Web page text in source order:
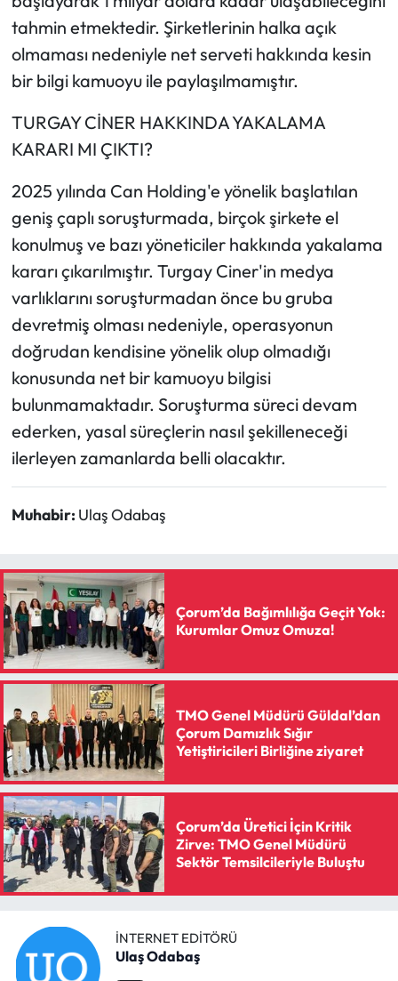
tahmin etmektedir. Şirketlerinin halka açık
olmaması nedeniyle net serveti hakkında kesin
bir bilgi kamuoyu ile paylaşılmamıştır.
TURGAY CİNER HAKKINDA YAKALAMA
KARARI MI ÇIKTI?
2025 yılında Can Holding'e yönelik başlatılan
geniş çaplı soruşturmada, birçok şirkete el
konulmuş ve bazı yöneticiler hakkında yakalama
kararı çıkarılmıştır. Turgay Ciner'in medya
varlıklarını soruşturmadan önce bu gruba
devretmiş olması nedeniyle, operasyonun
doğrudan kendisine yönelik olup olmadığı
konusunda net bir kamuoyu bilgisi
bulunmamaktadır. Soruşturma süreci devam
ederken, yasal süreçlerin nasıl şekilleneceği
ilerleyen zamanlarda belli olacaktır.
Muhabir: Ulaş Odabaş
Çorum’da Bağımlılığa Geçit Yok:
Kurumlar Omuz Omuza!
TMO Genel Müdürü Güldal’dan
Çorum Damızlık Sığır
Yetiştiricileri Birliğine ziyaret
Çorum’da Üretici İçin Kritik
Zirve: TMO Genel Müdürü
Sektör Temsilcileriyle Buluştu
İNTERNET EDITÖRÜ
Ulaş Odabaş